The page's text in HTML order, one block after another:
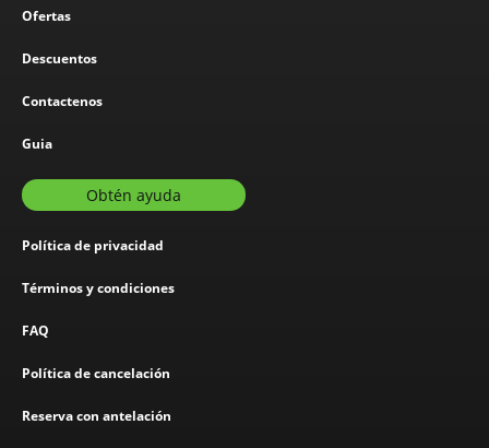
Ofertas
Descuentos
Contactenos
Guia
Obtén ayuda
Política de privacidad
Términos y condiciones
FAQ
Política de cancelación
Reserva con antelación